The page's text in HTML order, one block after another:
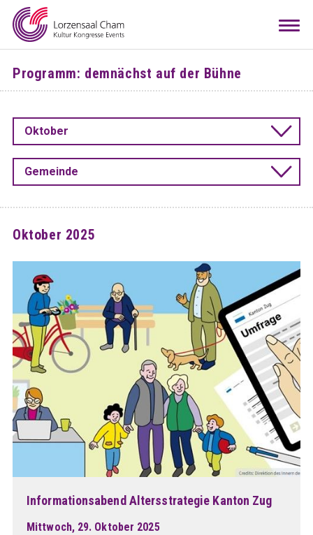
Mieten
Besuchen
Infos
Kontakt Anreise Downloads Raumkonfigurator DE EN
Programm: demnächst auf der Bühne
Oktober
Gemeinde
Oktober 2025
Informationsabend Altersstrategie Kanton Zug
Mittwoch, 29. Oktober 2025